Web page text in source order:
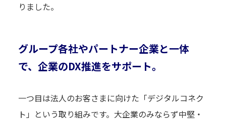
りました。
グループ各社やパートナー企業と一体
で、企業のDX推進をサポート。
一つ目は法人のお客さまに向けた「デジタルコネク
ト」という取り組みです。大企業のみならず中堅・